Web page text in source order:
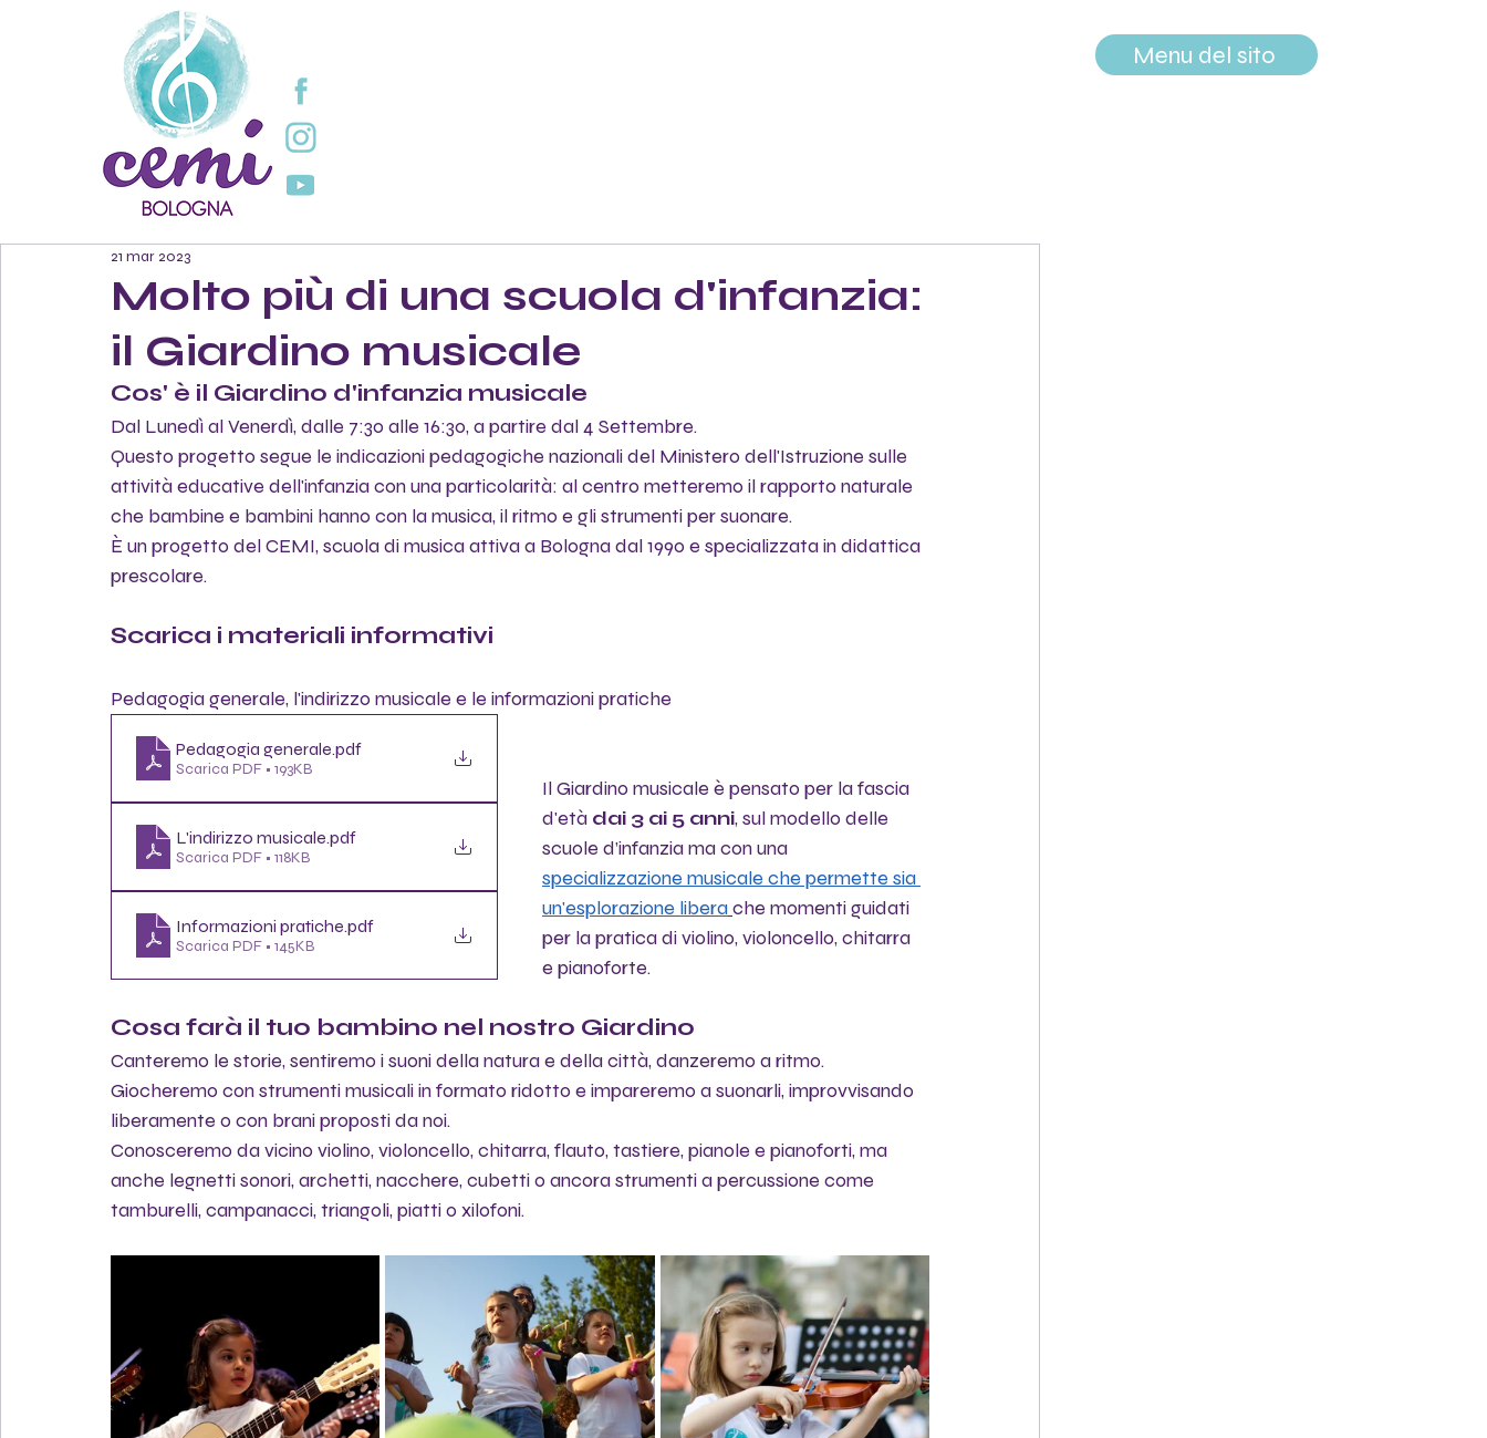
Menu del sito
Molto più di una scuola d'infanzia:
il Giardino musicale
21 mar 2023
Cos' è il Giardino d'infanzia musicale
Dal Lunedì al Venerdì, dalle 7:30 alle 16:30, a partire dal 4 Settembre.
Questo progetto segue le indicazioni pedagogiche nazionali del Ministero dell'Istruzione sulle
attività educative dell'infanzia con una particolarità: al centro metteremo il rapporto naturale
che bambine e bambini hanno con la musica, il ritmo e gli strumenti per suonare.
È un progetto del CEMI, scuola di musica attiva a Bologna dal 1990 e specializzata in didattica
prescolare.
Scarica i materiali informativi
Pedagogia generale, l'indirizzo musicale e le informazioni pratiche
Pedagogia generale.pdf
Scarica PDF • 193KB
L'indirizzo musicale.pdf
Scarica PDF • 118KB
Informazioni pratiche.pdf
Scarica PDF • 145KB
Il Giardino musicale è pensato per la fascia
d'età dai 3 ai 5 anni, sul modello delle
scuole d’infanzia ma con una
specializzazione musicale che permette sia
un'esplorazione liberache momenti guidati
per la pratica di violino, violoncello, chitarra
e pianoforte.
Cosa farà il tuo bambino nel nostro Giardino
Canteremo le storie, sentiremo i suoni della natura e della città, danzeremo a ritmo.
Giocheremo con strumenti musicali in formato ridotto e impareremo a suonarli, improvvisando
liberamente o con brani proposti da noi.
Conosceremo da vicino violino, violoncello, chitarra, flauto, tastiere, pianole e pianoforti, ma
anche legnetti sonori, archetti, nacchere, cubetti o ancora strumenti a percussione come
tamburelli, campanacci, triangoli, piatti o xilofoni.